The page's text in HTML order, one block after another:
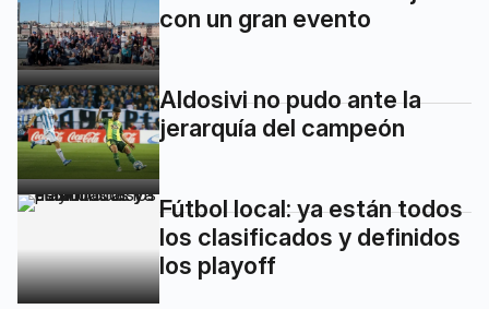
con un gran evento
Aldosivi no pudo ante la
jerarquía del campeón
Fútbol local: ya están todos
los clasificados y definidos
los playoff